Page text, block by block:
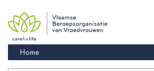
main
navigation
Kruimelpad
Home